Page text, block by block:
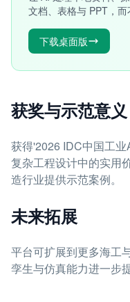
文档、表格与 PPT，而
下载桌面版
获奖与示范意义
获得'2026 IDC中国工
复杂工程设计中的实用
造行业提供示范案例。
未来拓展
平台可扩展到更多海工
孪生与仿真能力进一步